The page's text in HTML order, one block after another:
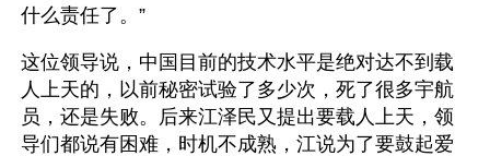
什么责任了。”
这位领导说，中国目前的技术水平是绝对达不到载
人上天的，以前秘密试验了多少次，死了很多宇航
员，还是失败。后来江泽民又提出要载人上天，领
导们都说有困难，时机不成熟，江说为了要鼓起爱